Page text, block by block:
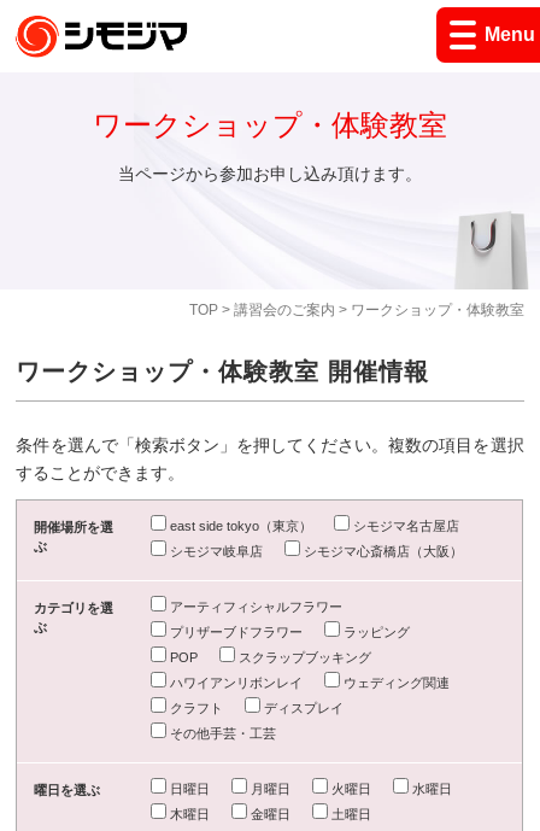
Menu
TOP> 講習会のご案内 > ワークショップ・体験教室
ワークショップ・体験教室
当ページから参加お申し込み頂けます。
ワークショップ・体験教室 開催情報
条件を選んで「検索ボタン」を押してください。複数の項目を選択
することができます。
開催場所を選
ぶ
east side tokyo（東京）
シモジマ名古屋店
シモジマ岐阜店
シモジマ心斎橋店（大阪）
カテゴリを選
ぶ
アーティフィシャルフラワー
プリザーブドフラワー
ラッピング
POP
スクラップブッキング
ハワイアンリボンレイ
ウェディング関連
クラフト
ディスプレイ
その他手芸・工芸
曜日を選ぶ 日曜日 月曜日 火曜日
水曜日
木曜日
金曜日 土曜日